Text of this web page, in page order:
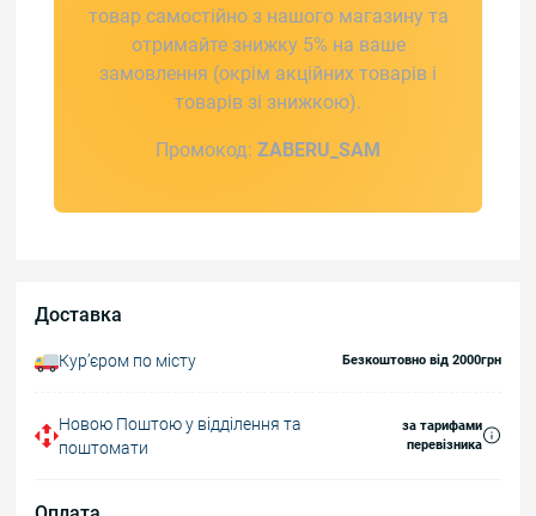
товар самостійно з нашого магазину та
отримайте знижку 5% на ваше
замовлення (окрім акційних товарів і
товарів зі знижкою).
Промокод: ZABERU_SAM
Доставка
Курʼєром по місту Безкоштовно від 2000грн
Новою Поштою у відділення та
поштомати
за тарифами
перевізника